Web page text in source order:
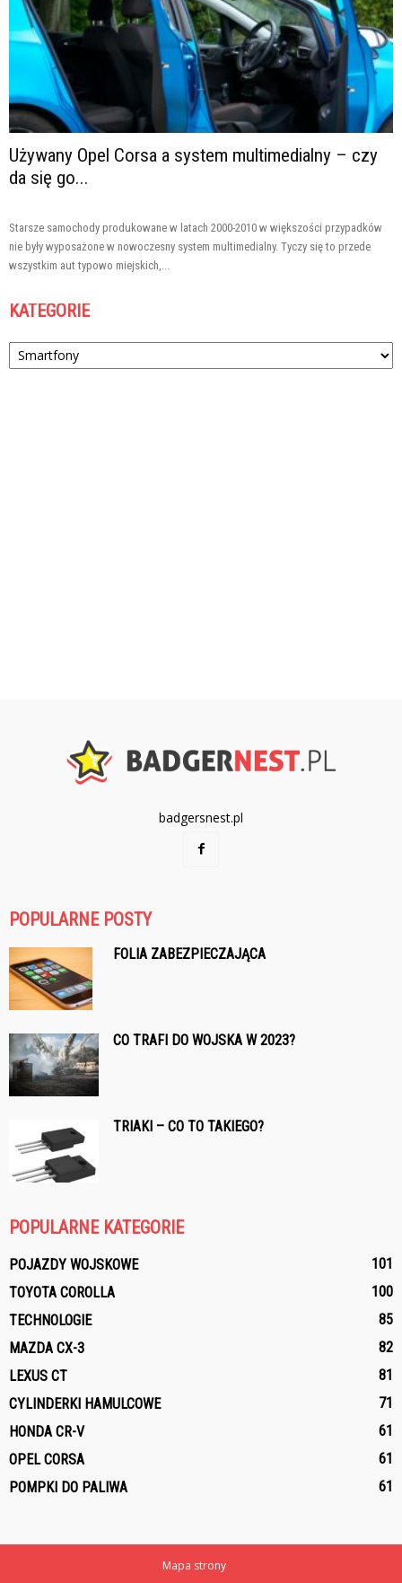
Używany Opel Corsa a system multimedialny – czy
da się go...
Starsze samochody produkowane w latach 2000-2010 w większości przypadków
nie były wyposażone w nowoczesny system multimedialny. Tyczy się to przede
wszystkim aut typowo miejskich,...
KATEGORIE
Kategorie
badgersnest.pl
POPULARNE POSTY
FOLIA ZABEZPIECZAJĄCA
CO TRAFI DO WOJSKA W 2023?
TRIAKI – CO TO TAKIEGO?
POPULARNE KATEGORIE
POJAZDY WOJSKOWE
101
TOYOTA COROLLA
100
TECHNOLOGIE
85
MAZDA CX-3
82
LEXUS CT
81
CYLINDERKI HAMULCOWE
71
HONDA CR-V
61
OPEL CORSA
61
POMPKI DO PALIWA
61
Mapa strony